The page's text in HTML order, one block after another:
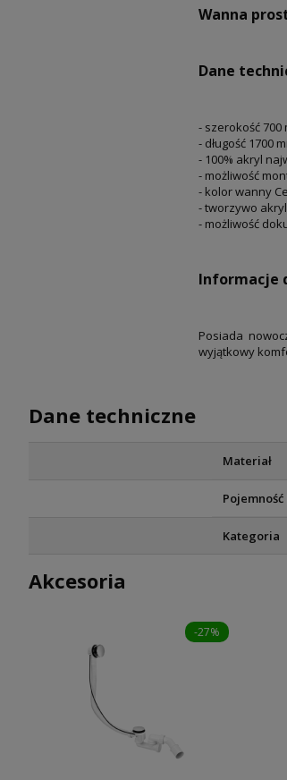
Wanna
Dane
- szerokość 700
- długość 1700
- 100% akryl
- możliwość
- kolor wanny
- tworzywo akryl
- możliwość
Informacje
Posiada
wyjątkowy
Dane techniczne
Materiał
Pojemność
Kategoria
Akcesoria
-27%